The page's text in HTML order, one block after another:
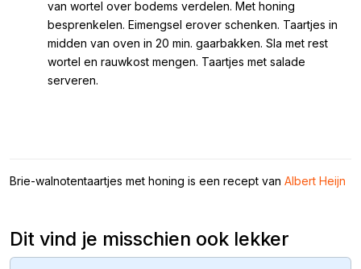
van wortel over bodems verdelen. Met honing
besprenkelen. Eimengsel erover schenken. Taartjes in
midden van oven in 20 min. gaarbakken. Sla met rest
wortel en rauwkost mengen. Taartjes met salade
serveren.
Brie-walnotentaartjes met honing is een recept van Albert Heijn
Dit vind je misschien ook lekker